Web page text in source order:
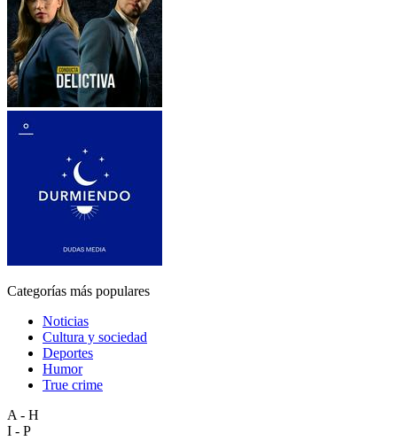
Categorías más populares
Noticias
Cultura y sociedad
Deportes
Humor
True crime
A - H
I - P